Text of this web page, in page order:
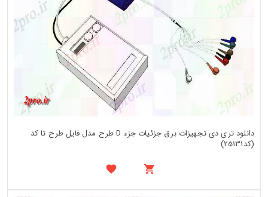
دانلود تری دی تجهیزات برق جزئیات جزء D طرح مدل فایل طرح تا کد
(کد25131)